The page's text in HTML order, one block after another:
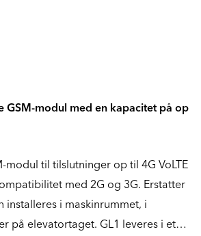
GSM-modul med en kapacitet på op
modul til tilslutninger op til 4G VoLTE
med 2G og 3G. Erstatter
installeres i maskinrummet, i
på elevatortaget. GL1 leveres i et